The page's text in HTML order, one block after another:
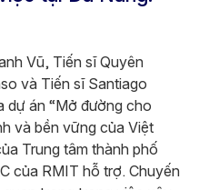
Vũ, Tiến sĩ Quyên
và Tiến sĩ Santiago
dự án “Mở đường cho
và bền vững của Việt
Trung tâm thành phố
của RMIT hỗ trợ. Chuyến